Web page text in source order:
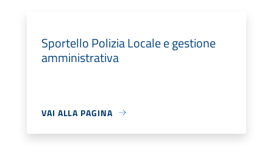
Sportello Polizia Locale e gestione
amministrativa
VAI ALLA PAGINA